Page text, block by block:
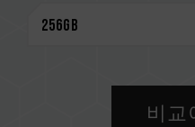
5년 보증 및 데이터 복
비교